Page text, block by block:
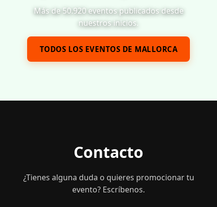
Más de 50.920 eventos publicados desde
nuestros inicios.
TODOS LOS EVENTOS DE MALLORCA
Contacto
¿Tienes alguna duda o quieres promocionar tu
evento? Escríbenos.